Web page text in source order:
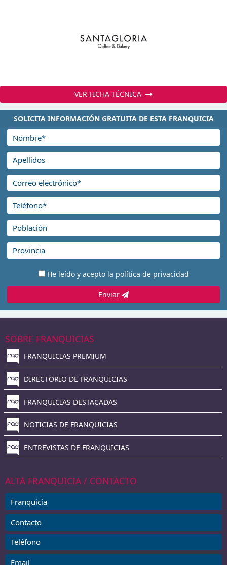
VER FICHA TÉCNICA
SOLICITA INFORMACIÓN GRATUITA DE ESTA FRANQUICIA
He leído y acepto la política de privacidad
Enviar
SOBRE FRANQUICIAS
FRANQUICIAS PREMIUM
DIRECTORIO DE FRANQUICIAS
FRANQUICIAS DESTACADAS
NOTICIAS DE FRANQUICIAS
ENTREVISTAS DE FRANQUICIAS
ALTA FRANQUICIA / CONTACTO